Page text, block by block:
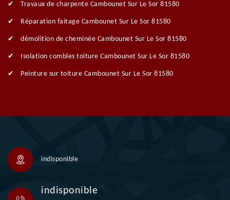
Travaux de charpente Cambounet Sur Le Sor 81580
Réparation faitage Cambounet Sur Le Sor 81580
démolition de cheminée Cambounet Sur Le Sor 81580
Isolation combles toiture Cambounet Sur Le Sor 81580
Peinture sur toiture Cambounet Sur Le Sor 81580
indisponible
indisponible